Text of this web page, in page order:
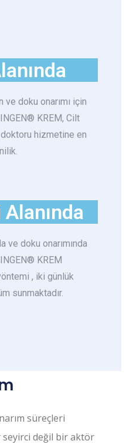
doku onarımı için
KREM, Cilt
hizmetine en
ve doku onarımında
KREM
, iki günlük
sunmaktadır.
süreçleri
seyirci değil bir aktör